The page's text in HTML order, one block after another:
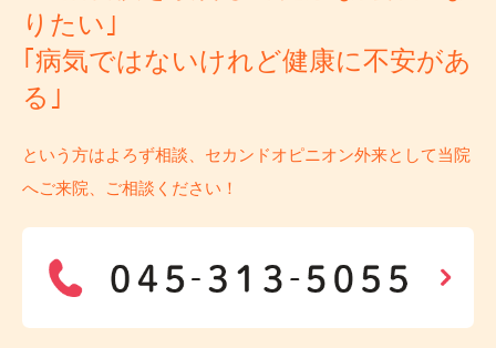
りたい｣
｢病気ではないけれど健康に不安があ
る｣
という方はよろず相談、セカンドオピニオン外来として当院
へご来院、ご相談ください！